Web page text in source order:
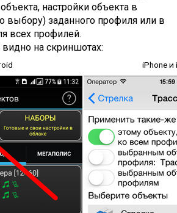
настройки объекта в
выбору) заданного профиля или в
всех профилей.
на скриншотах:
iPhone и